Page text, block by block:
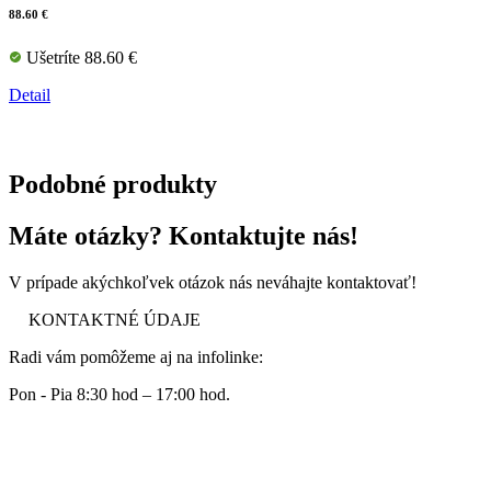
88.60 €
Ušetríte 88.60 €
Detail
Podobné produkty
Máte otázky? Kontaktujte nás!
V prípade akýchkoľvek otázok nás neváhajte kontaktovať!
KONTAKTNÉ ÚDAJE
Radi vám pomôžeme aj na infolinke:
Pon - Pia 8:30 hod – 17:00 hod.